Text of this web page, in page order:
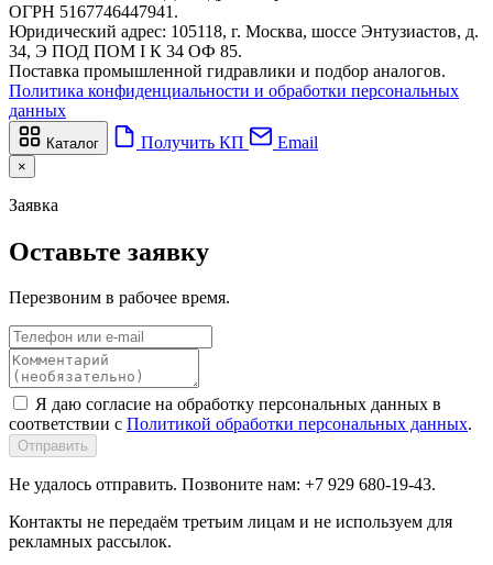
ОГРН 5167746447941.
Юридический адрес: 105118, г. Москва, шоссе Энтузиастов, д.
34, Э ПОД ПОМ I К 34 ОФ 85.
Поставка промышленной гидравлики и подбор аналогов.
Политика конфиденциальности и обработки персональных
данных
Каталог Получить КП Email
×
Заявка
Оставьте заявку
Перезвоним в рабочее время.
Я даю согласие на обработку персональных данных в
соответствии с Политикой обработки персональных данных.
Отправить
Не удалось отправить. Позвоните нам: +7 929 680-19-43.
Контакты не передаём третьим лицам и не используем для
рекламных рассылок.